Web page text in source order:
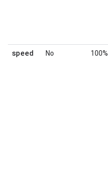
speed No 100%